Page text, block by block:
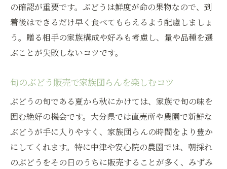
の確認が重要です。ぶどうは鮮度が命の果物なので、到
着後はできるだけ早く食べてもらえるよう配慮しましょ
う。贈る相手の家族構成や好みも考慮し、量や品種を選
ぶことが失敗しないコツです。
旬のぶどう販売で家族団らんを楽しむコツ
ぶどうの旬である夏から秋にかけては、家族で旬の味を
囲む絶好の機会です。大分県では直売所や農園で新鮮な
ぶどうが手に入りやすく、家族団らんの時間をより豊か
にしてくれます。特に中津や安心院の農園では、朝採れ
のぶどうをその日のうちに販売することが多く、みずみ